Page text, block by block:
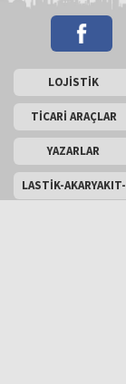
LOJİSTİK
TİCARİ ARAÇLAR
YAZARLAR
LASTİK-AKARYAKIT-